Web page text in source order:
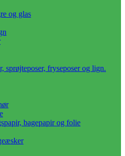
og glas
sprøjteposer, fryseposer og lign.
bagepapir og folie